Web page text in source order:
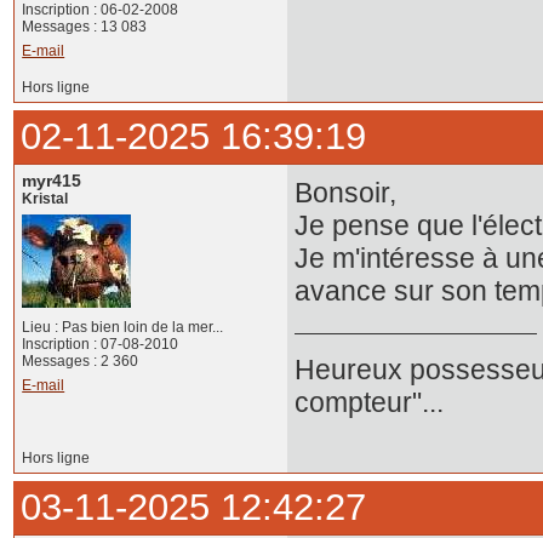
Inscription : 06-02-2008
Messages : 13 083
E-mail
Hors ligne
02-11-2025 16:39:19
myr415
Kristal
Lieu : Pas bien loin de la mer...
Inscription : 07-08-2010
Messages : 2 360
E-mail
Bonsoir,
Je pense que
Je m'intéresse à
avance sur son
Heureux
compteur"...
Hors ligne
03-11-2025 12:42:27